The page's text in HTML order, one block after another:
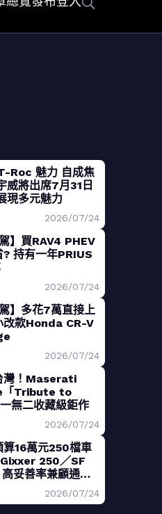
Roc 魅力 自成焦
威將出席7月31日
現多元魅力
2026/07/24
】買RAV4 PHEV
? 持有一年PRIUS
2026/07/24
】多花7萬直接上
改款Honda CR-V
2026/07/24
灣！Maserati
「Tribute to
無二收藏級鉅作
2026/07/24
算16萬元250檔車
250／SF
妥善率兼顧通勤
2026/07/24